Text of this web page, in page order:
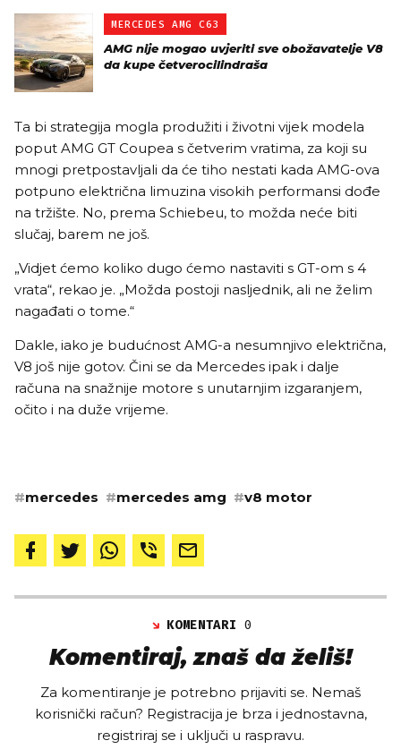
MERCEDES AMG C63
AMG nije mogao uvjeriti sve obožavatelje V8
da kupe četverocilindraša
Ta bi strategija mogla produžiti i životni vijek modela
poput AMG GT Coupea s četverim vratima, za koji su
mnogi pretpostavljali da će tiho nestati kada AMG-ova
potpuno električna limuzina visokih performansi dođe
na tržište. No, prema Schiebeu, to možda neće biti
slučaj, barem ne još.
„Vidjet ćemo koliko dugo ćemo nastaviti s GT-om s 4
vrata“, rekao je. „Možda postoji nasljednik, ali ne želim
nagađati o tome.“
Dakle, iako je budućnost AMG-a nesumnjivo električna,
V8 još nije gotov. Čini se da Mercedes ipak i dalje
računa na snažnije motore s unutarnjim izgaranjem,
očito i na duže vrijeme.
#mercedes #mercedes amg #v8 motor
KOMENTARI0
Komentiraj, znaš da želiš!
Za komentiranje je potrebno prijaviti se. Nemaš
korisnički račun? Registracija je brza i jednostavna,
registriraj se i uključi u raspravu.